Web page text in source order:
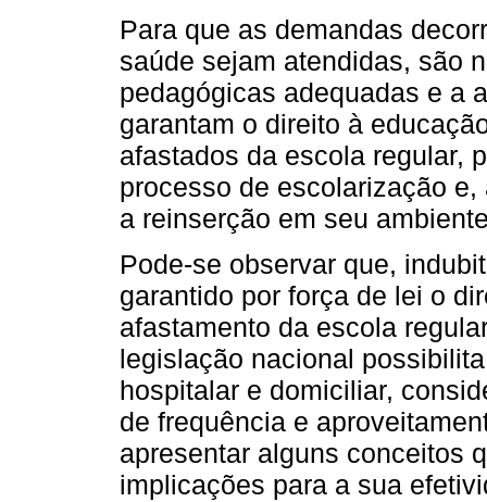
Para que as demandas
saúde sejam atendidas, são
pedagógicas adequadas e a
garantam o direito à
afastados da escola regular,
processo de escolarização
a reinserção em seu
Pode-se observar que,
garantido por força de lei o
afastamento da escola
legislação nacional
hospitalar e domiciliar,
de frequência e
apresentar alguns conceitos
implicações para a sua